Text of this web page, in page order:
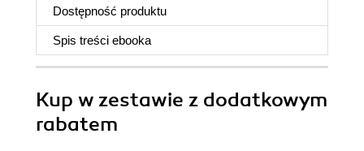
Dostępność produktu
Spis treści ebooka
Kup w zestawie z dodatkowym
rabatem